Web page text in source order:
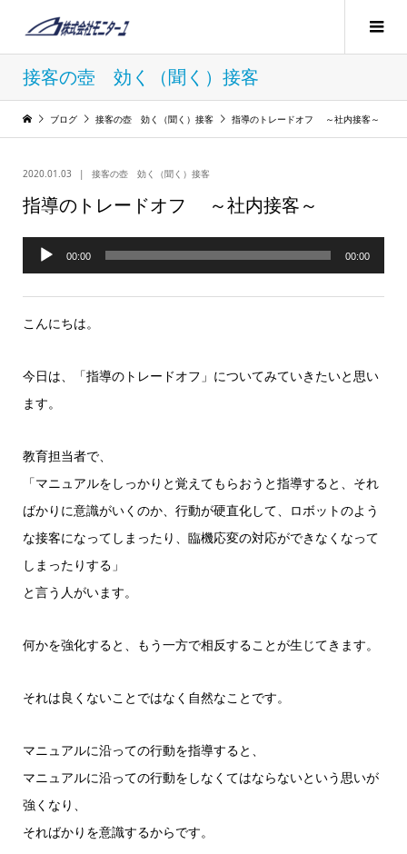
接客の壺 効く（聞く）接客
ブログ 接客の壺 効く（聞く）接客 指導のトレードオフ ～社内接客～
2020.01.03 接客の壺 効く（聞く）接客
指導のトレードオフ ～社内接客～
声
レ
ヤ
ー
00:00 00:00
こんにちは。
今日は、「指導のトレードオフ」についてみていきたいと思い
ます。
教育担当者で、
「マニュアルをしっかりと覚えてもらおうと指導すると、それ
ばかりに意識がいくのか、行動が硬直化して、ロボットのよう
な接客になってしまったり、臨機応変の対応ができなくなって
しまったりする」
と言う人がいます。
何かを強化すると、もう一方で相反することが生じてきます。
それは良くないことではなく自然なことです。
マニュアルに沿っての行動を指導すると、
マニュアルに沿っての行動をしなくてはならないという思いが
強くなり、
そればかりを意識するからです。